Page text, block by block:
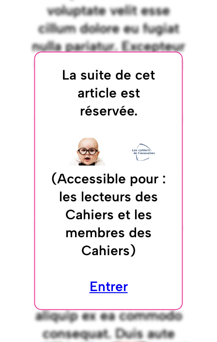
voluptate velit esse
cillum dolore eu fugiat
nulla pariatur. Excepteur
non proident, sunt in
culpa qui officia
deserunt mollit anim id
est laborum. Lorem
ipsum dolor sit amet,
consectetur adipiscing
elit, sed do eiusmod
tempor incididunt ut
labore et dolore magna
aliqua. Ut enim ad
minim veniam, quis
nostrud exercitation
ullamco laboris nisi ut
aliquip ex ea commodo
consequat.Duis aute
La suite de cet
article est
réservée.
(Accessible pour :
les lecteurs des
Cahiers et les
membres des
Cahiers)
Entrer